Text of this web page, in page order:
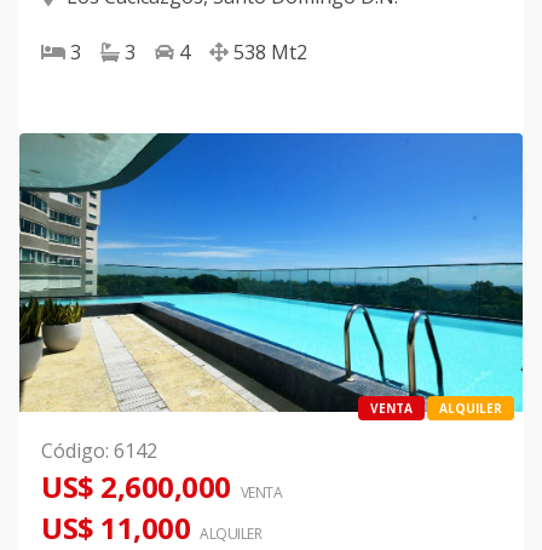
3 3 4 538 Mt2
VENTA ALQUILER
Código: 6142
US$ 2,600,000 VENTA
US$ 11,000 ALQUILER